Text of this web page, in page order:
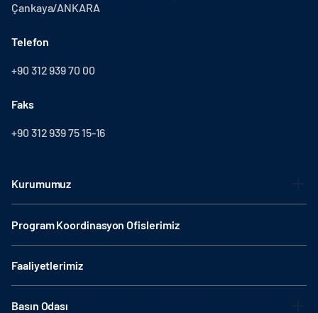
Çankaya/ANKARA
Telefon
+90 312 939 70 00
Faks
+90 312 939 75 15-16
Kurumumuz
Program Koordinasyon Ofislerimiz
Faaliyetlerimiz
Basın Odası